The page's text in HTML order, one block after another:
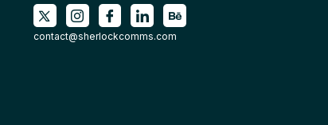
contact@sherlockcomms.com